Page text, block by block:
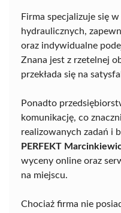
Firma specjalizuje się
hydraulicznych,
oraz indywidualne
Znana jest z rzetelnej
przekłada się na
Ponadto
komunikację, co
realizowanych zadań i
PERFEKT
wyceny online oraz
na miejscu.
Chociaż firma nie